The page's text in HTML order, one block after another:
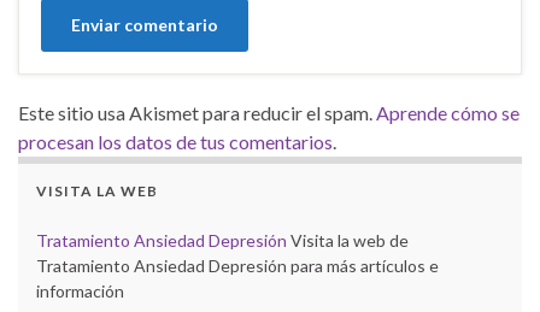
Este sitio usa Akismet para reducir el spam.Aprende cómo se
procesan los datos de tus comentarios.
VISITA LA WEB
Tratamiento Ansiedad Depresión Visita la web de
Tratamiento Ansiedad Depresión para más artículos e
información